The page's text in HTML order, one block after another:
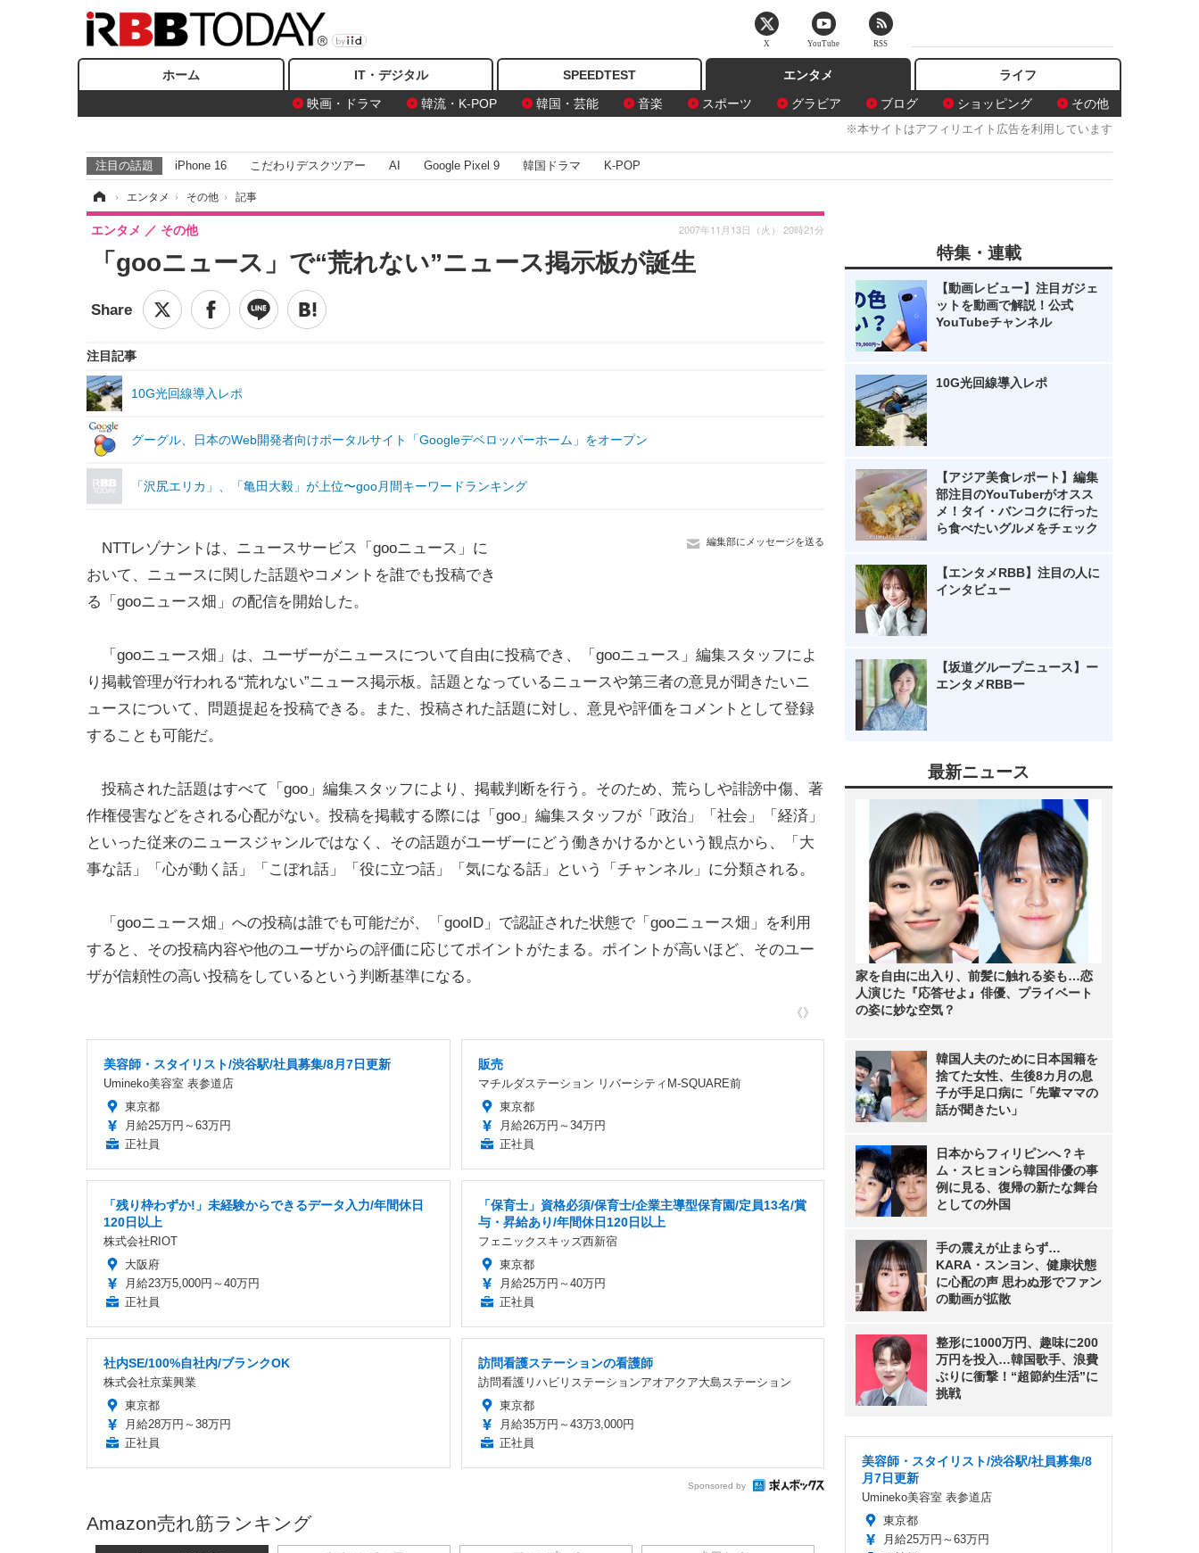
ホーム IT・デジタル SPEEDTEST
エンタメ
映画・ドラマ
韓流・K-POP 韓国・芸能 音楽 スポーツ グラビア ブログ ショッピング その他
ライフ
※本サイトはアフィリエイト広告を利用しています
注目の話題 iPhone 16 こだわりデスクツアー AI Google Pixel 9 韓国ドラマ K-POP
› エンタメ › その他 › 記事
「gooニュース」で“荒れない”ニュース掲示板が誕生
エンタメ その他 2007年11月13日（火） 20時21分
注目記事
10G光回線導入レポ
グーグル、日本のWeb開発者向けポータルサイト「Googleデベロッパーホーム」をオープン
「沢尻エリカ」、「亀田大毅」が上位〜goo月間キーワードランキング
編集部にメッセージを送る
NTTレゾナントは、ニュースサービス「gooニュース」に
おいて、ニュースに関した話題やコメントを誰でも投稿でき
る「gooニュース畑」の配信を開始した。
「gooニュース畑」は、ユーザーがニュースについて自由に投稿でき、「gooニュース」編集スタッフによ
り掲載管理が行われる“荒れない”ニュース掲示板。話題となっているニュースや第三者の意見が聞きたいニ
ュースについて、問題提起を投稿できる。また、投稿された話題に対し、意見や評価をコメントとして登録
することも可能だ。
投稿された話題はすべて「goo」編集スタッフにより、掲載判断を行う。そのため、荒らしや誹謗中傷、著
作権侵害などをされる心配がない。投稿を掲載する際には「goo」編集スタッフが「政治」「社会」「経済」
といった従来のニュースジャンルではなく、その話題がユーザーにどう働きかけるかという観点から、「大
事な話」「心が動く話」「こぼれ話」「役に立つ話」「気になる話」という「チャンネル」に分類される。
「gooニュース畑」への投稿は誰でも可能だが、「gooID」で認証された状態で「gooニュース畑」を利用
すると、その投稿内容や他のユーザからの評価に応じてポイントがたまる。ポイントが高いほど、そのユー
ザが信頼性の高い投稿をしているという判断基準になる。
《》
美容師・スタイリスト/渋谷駅/社員募集/8月7日更新
Umineko美容室 表参道店
東京都
月給25万円～63万円
正社員
販売
マチルダステーション リバーシティM-SQUARE前
東京都
月給26万円～34万円
正社員
「残り枠わずか!」未経験からできるデータ入力/年間休日
120日以上
株式会社RIOT
大阪府
月給23万5,000円～40万円
正社員
「保育士」資格必須/保育士/企業主導型保育園/定員13名/賞
与・昇給あり/年間休日120日以上
フェニックスキッズ西新宿
東京都
月給25万円～40万円
正社員
社内SE/100%自社内/ブランクOK
株式会社京葉興業
東京都
月給28万円～38万円
正社員
訪問看護ステーションの看護師
訪問看護リハビリステーションアオアクア大島ステーション
東京都
月給35万円～43万3,000円
正社員
Sponsored by
Amazon売れ筋ランキング
特集・連載
【動画レビュー】注目ガジェ
ットを動画で解説！公式
YouTubeチャンネル
10G光回線導入レポ
【アジア美食レポート】編集
部注目のYouTuberがオスス
メ！タイ・バンコクに行った
ら食べたいグルメをチェック
【エンタメRBB】注目の人に
インタビュー
【坂道グループニュース】ー
エンタメRBBー
最新ニュース
家を自由に出入り、前髪に触れる姿も…恋
人演じた『応答せよ』俳優、プライベート
の姿に妙な空気？
韓国人夫のために日本国籍を
捨てた女性、生後8カ月の息
子が手足口病に「先輩ママの
話が聞きたい」
日本からフィリピンへ？キ
ム・スヒョンら韓国俳優の事
例に見る、復帰の新たな舞台
としての外国
手の震えが止まらず…
KARA・スンヨン、健康状態
に心配の声 思わぬ形でファン
の動画が拡散
整形に1000万円、趣味に200
万円を投入…韓国歌手、浪費
ぶりに衝撃！“超節約生活”に
挑戦
美容師・スタイリスト/渋谷駅/社員募集/8
月7日更新
Umineko美容室 表参道店
東京都
月給25万円～63万円
X YouTube RSS